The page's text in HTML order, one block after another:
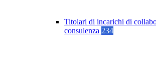
Titolari di incarichi di
consulenza 234